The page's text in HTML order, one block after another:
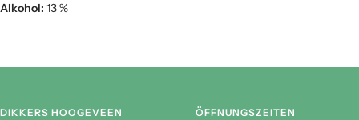
Alkohol: 13 %
DIKKERS HOOGEVEEN
ÖFFNUNGSZEITEN